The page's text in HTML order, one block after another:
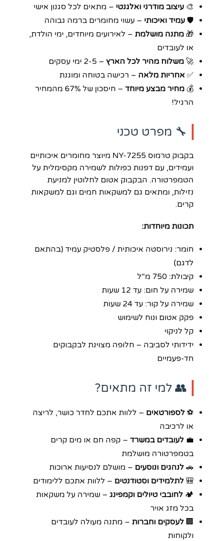
🎨 עיצוב מודרני ואלגנטי – מתאים לכל סגנון אישי
🛡️ עמיד ואיכותי – עשוי מחומרים ברמה גבוהה
🎁 מתנה מושלמת – לאירועים מיוחדים, ימי הולדת,
או לעובדים
🚀 משלוח מהיר לכל הארץ – 2-5 ימי עסקים
✅ אחריות מלאה – רכישה בטוחה ומוגנת
💰 מחיר מבצע מיוחד
– חיסכון של 67% מהמחיר
הרגיל!
🔧 מפרט טכני
בקבוק טרמוס NY-7255 מיוצר מחומרים איכותיים
ועמידים, עם דפנות כפולות לשמירה מקסימלית על
הטמפרטורה. הבקבוק אטום לחלוטין למניעת
נזילות, ומתאים גם למשקאות חמים וגם למשקאות
קרים.
תכונות מיוחדות:
חומר: נירוסטה איכותית / פלסטיק עמיד (בהתאם
לדגם)
קיבולת: 750 מ"ל
שמירה על חום: עד 12 שעות
שמירה על קור: עד 24 שעות
פקק אטום ונוח לשימוש
קל לניקוי
ידידותי לסביבה – חלופה מצוינת לבקבוקים
חד-פעמיים
👥 למי זה מתאים?
⚽ לספורטאים – ללוות אתכם לחדר כושר, לריצה
או לרכיבה
💼 לעובדים במשרד – קפה חם או מים קרים
בטמפרטורה מושלמת
🚗 לנהגים ונוסעים – מושלם לנסיעות ארוכות
🎒 לתלמידים וסטודנטים – ללוות אתכם ללימודים
🏕️ לחובבי טיולים וקמפינג – שמירה על משקאות
בכל מזג אויר
🏢 לעסקים וחברות – מתנה מעולה לעובדים
ולקוחות